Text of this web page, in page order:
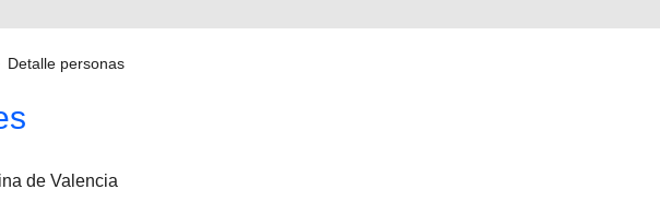
Detalle personas
de Valencia